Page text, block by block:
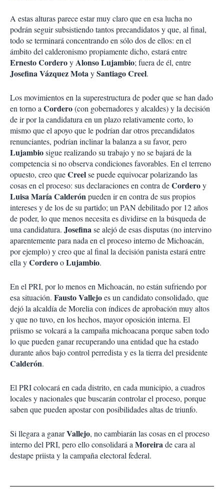
A estas alturas parece estar muy claro que en esa lucha no
podrán seguir subsistiendo tantos precandidatos y que, al final,
todo se terminará concentrando en sólo dos de ellos: en el
ámbito del calderonismo propiamente dicho, estará entre
Ernesto CorderoyAlonso Lujambio; fuera de él, entre
Josefina Vázquez MotaySantiago Creel.
Los movimientos en la superestructura de poder que se han dado
en torno a Cordero(con gobernadores y alcaldes) y la decisión
de ir por la candidatura en un plazo relativamente corto, lo
mismo que el apoyo que le podrían dar otros precandidatos
renunciantes, podrían inclinar la balanza a su favor, pero
Lujambiosigue realizando su trabajo y no se bajará de la
competencia si no observa condiciones favorables. En el terreno
opuesto, creo queCreelse puede equivocar polarizando las
cosas en el proceso: sus declaraciones en contra deCorderoy
Luisa María Calderónpueden ir en contra de sus propios
intereses y de los de su partido; un PAN debilitado por 12 años
de poder, lo que menos necesita es dividirse en la búsqueda de
una candidatura. Josefinase alejó de esas disputas (no intervino
aparentemente para nada en el proceso interno de Michoacán,
por ejemplo) y creo que al final la decisión panista estará entre
ella yCorderooLujambio.
En el PRI, por lo menos en Michoacán, no están sufriendo por
esa situación. Fausto Vallejoes un candidato consolidado, que
dejó la alcaldía de Morelia con índices de aprobación muy altos
y que no tuvo, en los hechos, mayor oposición interna. El
priismo se volcará a la campaña michoacana porque saben todo
lo que pueden ganar recuperando una entidad que ha estado
durante años bajo control perredista y es la tierra del presidente
Calderón.
El PRI colocará en cada distrito, en cada municipio, a cuadros
locales y nacionales que buscarán controlar el proceso, porque
saben que pueden apostar con posibilidades altas de triunfo.
Si llegara a ganarVallejo, no cambiarán las cosas en el proceso
interno del PRI, pero ello consolidará a Moreirade cara al
destape priista y la campaña electoral federal.